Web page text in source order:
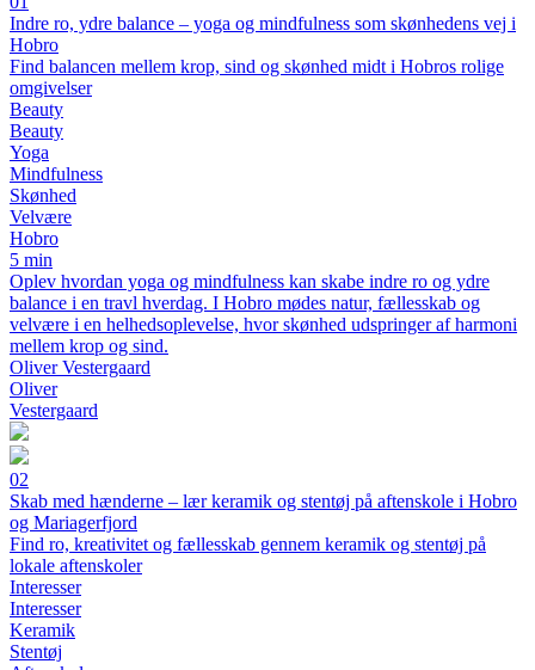
Indre ro, ydre balance – yoga og mindfulness som skønhedens vej i
Hobro
Find balancen mellem krop, sind og skønhed midt i Hobros rolige
omgivelser
Beauty
Beauty
Yoga
Mindfulness
Skønhed
Velvære
Hobro
5 min
Oplev hvordan yoga og mindfulness kan skabe indre ro og ydre
balance i en travl hverdag. I Hobro mødes natur, fællesskab og
velvære i en helhedsoplevelse, hvor skønhed udspringer af harmoni
mellem krop og sind.
Oliver Vestergaard
Oliver
Vestergaard
02
Skab med hænderne – lær keramik og stentøj på aftenskole i Hobro
og Mariagerfjord
Find ro, kreativitet og fællesskab gennem keramik og stentøj på
lokale aftenskoler
Interesser
Interesser
Keramik
Stentøj